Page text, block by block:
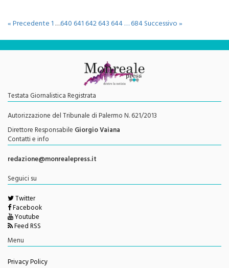
Testata Giornalistica Registrata
Autorizzazione del Tribunale di Palermo N. 621/2013
Direttore ResponsabileGiorgio Vaiana
Contatti e info
redazione@monrealepress.it
Twitter
Facebook
Youtube
Feed RSS
Menu
Privacy Policy
Cookie Policy